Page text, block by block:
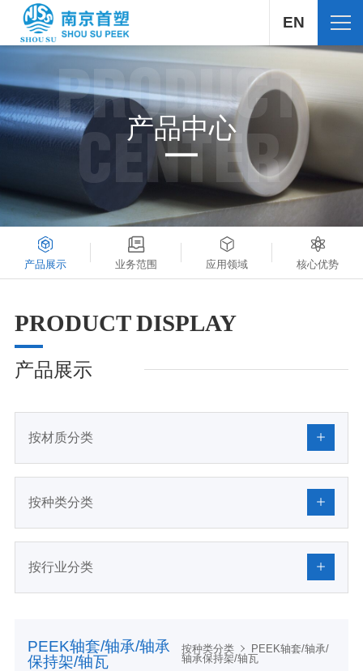
EN
PRODUCT
CENTER
产品中心
产品展示 业务范围 应用领域 核心优势
PRODUCT DISPLAY
产品展示
按材质分类
按种类分类
按行业分类
PEEK轴套/轴承/轴承
保持架/轴瓦
按种类分类
PEEK轴套/轴承/
轴承保持架/轴瓦